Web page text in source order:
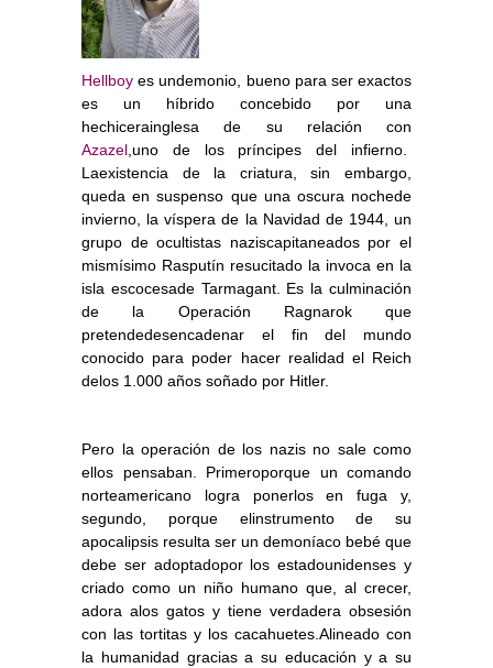
Hellboy es undemonio, bueno para ser exactos
es un híbrido concebido por una
hechicerainglesa de su relación con
Azazel ,uno de los príncipes del infierno.
Laexistencia de la criatura, sin embargo,
queda en suspenso que una oscura nochede
invierno, la víspera de la Navidad de 1944, un
grupo de ocultistas naziscapitaneados por el
mismísimo Rasputín resucitado la invoca en la
isla escocesade Tarmagant. Es la culminación
de la Operación Ragnarok que
pretendedesencadenar el fin del mundo
conocido para poder hacer realidad el Reich
delos 1.000 años soñado por Hitler.
Pero la operación de los nazis no sale como
ellos pensaban. Primeroporque un comando
norteamericano logra ponerlos en fuga y,
segundo, porque elinstrumento de su
apocalipsis resulta ser un demoníaco bebé que
debe ser adoptadopor los estadounidenses y
criado como un niño humano que, al crecer,
adora alos gatos y tiene verdadera obsesión
con las tortitas y los cacahuetes.Alineado con
la humanidad gracias a su educación y a su